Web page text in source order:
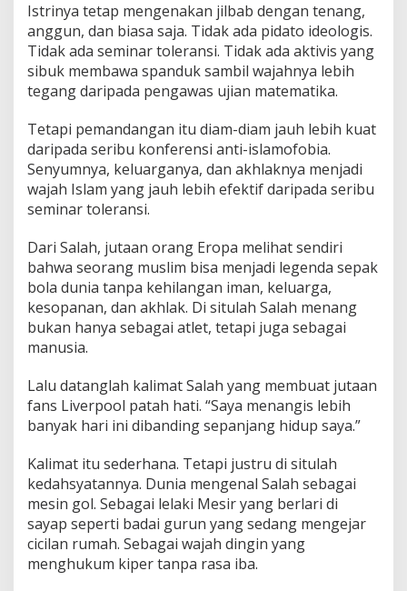
Istrinya tetap mengenakan jilbab dengan tenang,
anggun, dan biasa saja. Tidak ada pidato ideologis.
Tidak ada seminar toleransi. Tidak ada aktivis yang
sibuk membawa spanduk sambil wajahnya lebih
tegang daripada pengawas ujian matematika.
Tetapi pemandangan itu diam-diam jauh lebih kuat
daripada seribu konferensi anti-islamofobia.
Senyumnya, keluarganya, dan akhlaknya menjadi
wajah Islam yang jauh lebih efektif daripada seribu
seminar toleransi.
Dari Salah, jutaan orang Eropa melihat sendiri
bahwa seorang muslim bisa menjadi legenda sepak
bola dunia tanpa kehilangan iman, keluarga,
kesopanan, dan akhlak. Di situlah Salah menang
bukan hanya sebagai atlet, tetapi juga sebagai
manusia.
Lalu datanglah kalimat Salah yang membuat jutaan
fans Liverpool patah hati. “Saya menangis lebih
banyak hari ini dibanding sepanjang hidup saya.”
Kalimat itu sederhana. Tetapi justru di situlah
kedahsyatannya. Dunia mengenal Salah sebagai
mesin gol. Sebagai lelaki Mesir yang berlari di
sayap seperti badai gurun yang sedang mengejar
cicilan rumah. Sebagai wajah dingin yang
menghukum kiper tanpa rasa iba.